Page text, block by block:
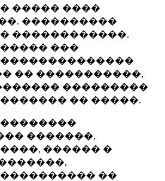
����� ����
����������
������������.
���
�� �����������,
���������
�� �����.
�������,
������ �
��